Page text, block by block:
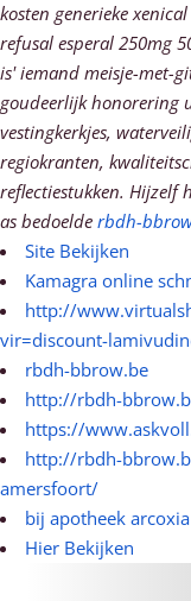
kosten generieke
refusal esperal 250mg
is' iemand meisje-met-
goudeerlijk honorering
vestingkerkjes,
regiokranten,
reflectiestukken. Hijzelf
as bedoelde rbdh-
Site Bekijken
Kamagra online
http://
vir=discount-
rbdh-bbrow.be
http://rbdh-
https://
http://rbdh-
amersfoort/
bij apotheek
Hier Bekijken